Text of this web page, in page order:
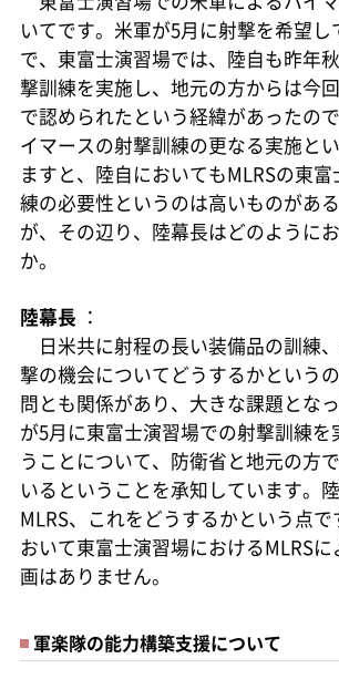
いてです。米軍が5月に射撃を希望し
で、東富士演習場では、陸自も昨年
撃訓練を実施し、地元の方からは今
で認められたという経緯があったの
イマースの射撃訓練の更なる実施と
ますと、陸自においてもMLRSの東
練の必要性というのは高いものがあ
が、その辺り、陸幕長はどのように
か。
陸幕長 ：
日米共に射程の長い装備品の訓練
撃の機会についてどうするかという
問とも関係があり、大きな課題とな
が5月に東富士演習場での射撃訓練を
うことについて、防衛省と地元の方
いるということを承知しています。
MLRS、これをどうするかという点
おいて東富士演習場におけるMLRS
画はありません。
軍楽隊の能力構築支援について